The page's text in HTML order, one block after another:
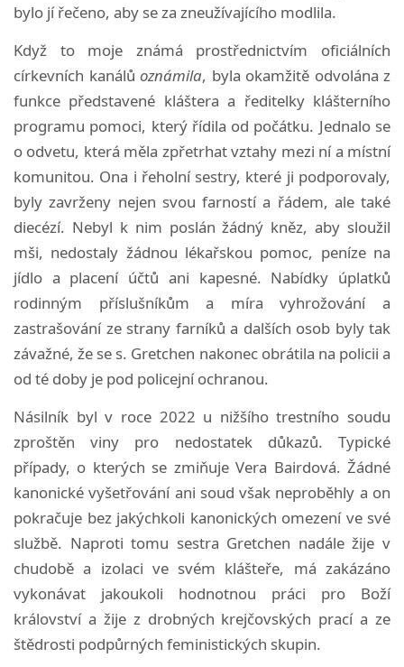
bylo jí řečeno, aby se za zneužívajícího modlila.
Když to moje známá prostřednictvím oficiálních
církevních kanálů oznámila, byla okamžitě odvolána z
funkce představené kláštera a ředitelky klášterního
programu pomoci, který řídila od počátku. Jednalo se
o odvetu, která měla zpřetrhat vztahy mezi ní a místní
komunitou. Ona i řeholní sestry, které ji podporovaly,
byly zavrženy nejen svou farností a řádem, ale také
diecézí. Nebyl k nim poslán žádný kněz, aby sloužil
mši, nedostaly žádnou lékařskou pomoc, peníze na
jídlo a placení účtů ani kapesné. Nabídky úplatků
rodinným příslušníkům a míra vyhrožování a
zastrašování ze strany farníků a dalších osob byly tak
závažné, že se s. Gretchen nakonec obrátila na policii a
od té doby je pod policejní ochranou.
Násilník byl v roce 2022 u nižšího trestního soudu
zproštěn viny pro nedostatek důkazů. Typické
případy, o kterých se zmiňuje Vera Bairdová. Žádné
kanonické vyšetřování ani soud však neproběhly a on
pokračuje bez jakýchkoli kanonických omezení ve své
službě. Naproti tomu sestra Gretchen nadále žije v
chudobě a izolaci ve svém klášteře, má zakázáno
vykonávat jakoukoli hodnotnou práci pro Boží
království a žije z drobných krejčovských prací a ze
štědrosti podpůrných feministických skupin.